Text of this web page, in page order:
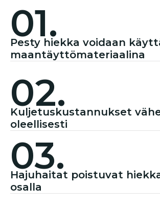
01.
Pesty hiekka voidaan
maantäyttömateriaalina
02.
Kuljetuskustannukset
oleellisesti
03.
Hajuhaitat poistuvat
osalla